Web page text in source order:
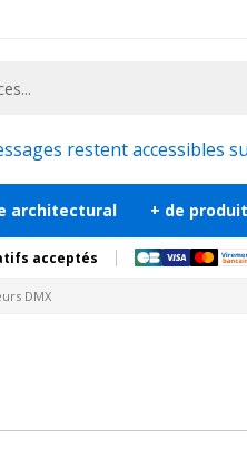
stand exposition,
restent
architectural + de
acceptés
DMX